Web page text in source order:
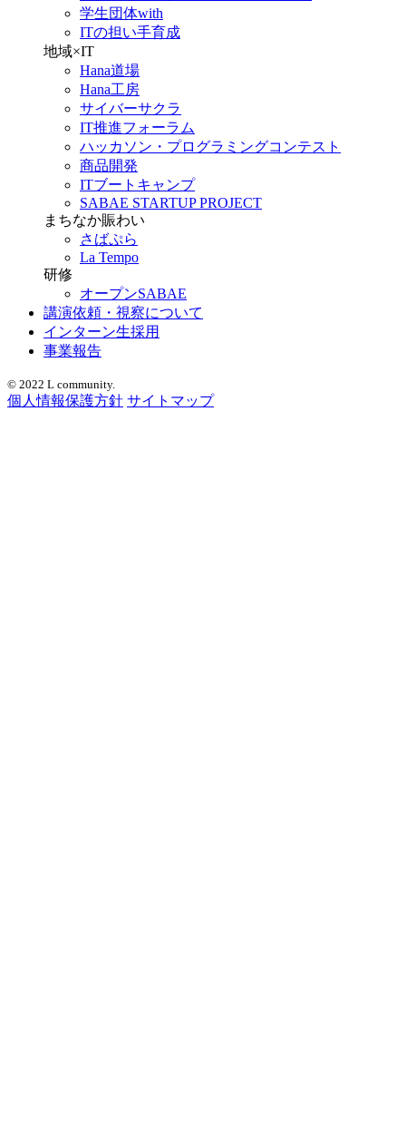
学生団体with
ITの担い手育成
地域×IT
Hana道場
Hana工房
サイバーサクラ
IT推進フォーラム
ハッカソン・プログラミングコンテスト
商品開発
ITブートキャンプ
SABAE STARTUP PROJECT
まちなか賑わい
さばぷら
La Tempo
研修
オープンSABAE
講演依頼・視察について
インターン生採用
事業報告
© 2022 L community.
個人情報保護方針 サイトマップ